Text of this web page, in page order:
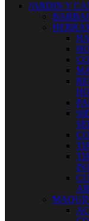
JARDIN Y